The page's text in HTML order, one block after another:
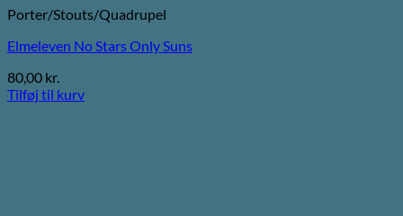
Porter/Stouts/Quadrupel
Elmeleven No Stars Only Suns
80,00 kr.
Tilføj til kurv